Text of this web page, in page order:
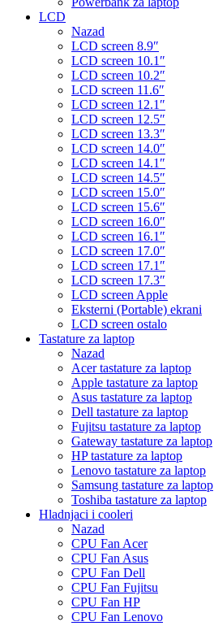
LCD
Nazad
LCD screen 8.9″
LCD screen 10.1″
LCD screen 10.2″
LCD screen 11.6″
LCD screen 12.1″
LCD screen 12.5″
LCD screen 13.3″
LCD screen 14.0″
LCD screen 14.1″
LCD screen 14.5″
LCD screen 15.0″
LCD screen 15.6″
LCD screen 16.0″
LCD screen 16.1″
LCD screen 17.0″
LCD screen 17.1″
LCD screen 17.3″
LCD screen Apple
Eksterni (Portable) ekrani
LCD screen ostalo
Tastature za laptop
Nazad
Acer tastature za laptop
Apple tastature za laptop
Asus tastature za laptop
Dell tastature za laptop
Fujitsu tastature za laptop
Gateway tastature za laptop
HP tastature za laptop
Lenovo tastature za laptop
Samsung tastature za laptop
Toshiba tastature za laptop
Hladnjaci i cooleri
Nazad
CPU Fan Acer
CPU Fan Asus
CPU Fan Dell
CPU Fan Fujitsu
CPU Fan HP
CPU Fan Lenovo